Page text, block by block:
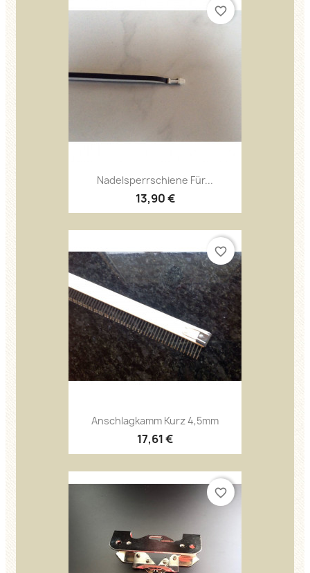
Nadelsperrschiene Für...
13,90 €
favorite_border
Anschlagkamm Kurz 4,5mm
17,61 €
favorite_border
favorite_border